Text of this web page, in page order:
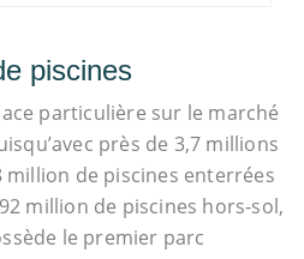
piscines
particulière sur le marché
près de 3,7 millions
million de piscines enterrées
million de piscines hors-sol,
le premier parc